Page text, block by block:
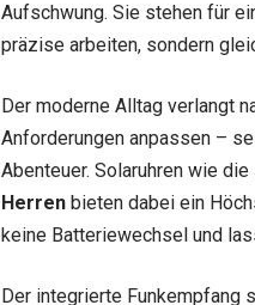
Aufschwung. Sie stehen für
präzise arbeiten, sondern
Der moderne Alltag verlangt
Anforderungen anpassen –
Abenteuer. Solaruhren wie die
Herren bieten dabei ein
keine Batteriewechsel und
Der integrierte Funkempfang